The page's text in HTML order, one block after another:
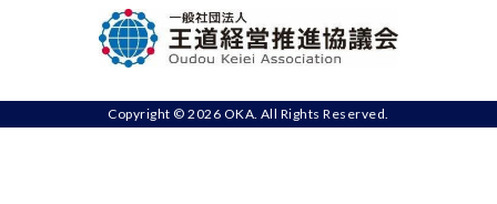
Copyright © 2026 OKA. All Rights Reserved.